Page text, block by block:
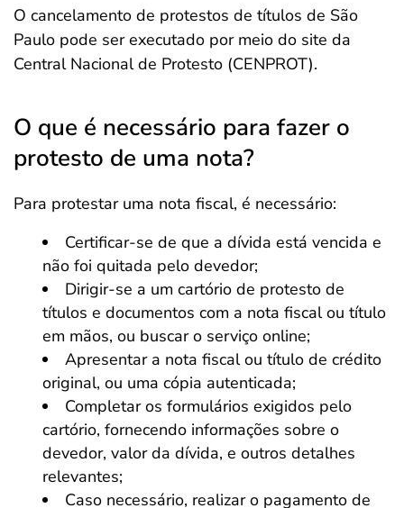
O cancelamento de protestos de títulos de São
Paulo pode ser executado por meio do site da
Central Nacional de Protesto (CENPROT).
O que é necessário para fazer o
protesto de uma nota?
Para protestar uma nota fiscal, é necessário:
Certificar-se de que a dívida está vencida e
não foi quitada pelo devedor;
Dirigir-se a um cartório de protesto de
títulos e documentos com a nota fiscal ou título
em mãos, ou buscar o serviço online;
Apresentar a nota fiscal ou título de crédito
original, ou uma cópia autenticada;
Completar os formulários exigidos pelo
cartório, fornecendo informações sobre o
devedor, valor da dívida, e outros detalhes
relevantes;
Caso necessário, realizar o pagamento de